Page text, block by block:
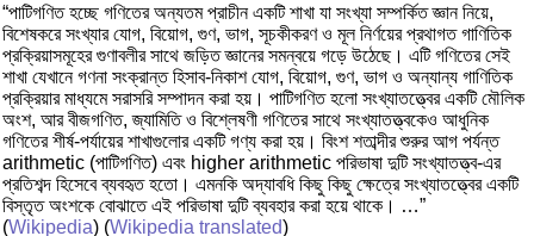
“পাটিগণিত হচ্ছে গণিতের অন্যতম প্রাচীন একটি শাখা যা সংখ্যা সম্পর্কিত জ্ঞান নিয়ে,
বিশেষকরে সংখ্যার যোগ, বিয়োগ, গুণ, ভাগ, সূচকীকরণ ও মূল নির্ণয়ের প্রথাগত গাণিতিক
প্রক্রিয়াসমূহের গুণাবলীর সাথে জড়িত জ্ঞানের সমন্বয়ে গড়ে উঠেছে। এটি গণিতের সেই
শাখা যেখানে গণনা সংক্রান্ত হিসাব-নিকাশ যোগ, বিয়োগ, গুণ, ভাগ ও অন্যান্য গাণিতিক
প্রক্রিয়ার মাধ্যমে সরাসরি সম্পাদন করা হয়। পাটিগণিত হলো সংখ্যাতত্ত্বের একটি মৌলিক
অংশ, আর বীজগণিত, জ্যামিতি ও বিশ্লেষণী গণিতের সাথে সংখ্যাতত্ত্বকেও আধুনিক
গণিতের শীর্ষ-পর্যায়ের শাখাগুলোর একটি গণ্য করা হয়। বিংশ শতাব্দীর শুরুর আগ পর্যন্ত
arithmetic (পাটিগণিত) এবং higher arithmetic পরিভাষা দুটি সংখ্যাতত্ত্ব-এর
প্রতিশব্দ হিসেবে ব্যবহৃত হতো। এমনকি অদ্যাবধি কিছু কিছু ক্ষেত্রে সংখ্যাতত্ত্বের একটি
বিস্তৃত অংশকে বোঝাতে এই পরিভাষা দুটি ব্যবহার করা হয়ে থাকে। …”
(Wikipedia) (Wikipedia translated)